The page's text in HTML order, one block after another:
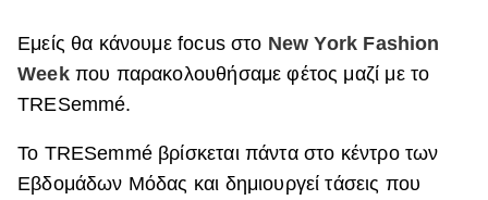
Cooking
Green
Εμείς θα κάνουμε focus στο New York Fashion
Weekπου παρακολουθήσαμε φέτος μαζί με το
TRESemmé.
To TRESemmé βρίσκεται πάντα στο κέντρο των
Εβδομάδων Μόδας και δημιουργεί τάσεις που